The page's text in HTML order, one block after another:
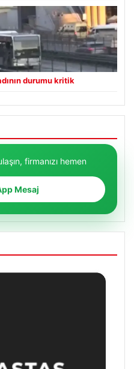
durumu kritik
firmanızı hemen
Mesaj